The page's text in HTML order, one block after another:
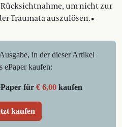
um nicht zur
Traumata auszulösen.•
in der dieser Artikel
ePaper kaufen:
für € 6,00kaufen
kaufen